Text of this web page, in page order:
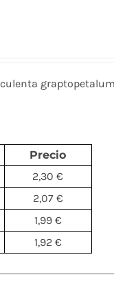
Precio
2,30 €
2,07 €
1,99 €
1,92 €